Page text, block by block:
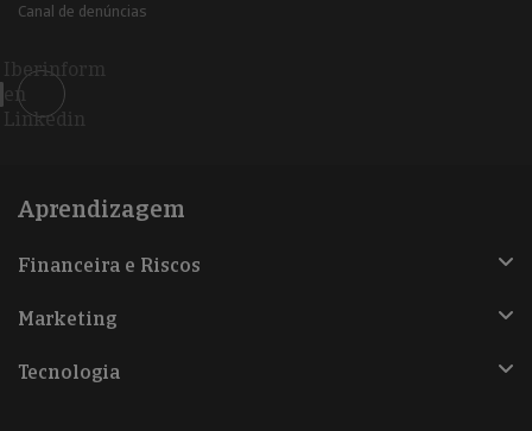
Canal de denúncias
Iberinform
en
Linkedin
Aprendizagem
Financeira e Riscos
Marketing
Tecnologia